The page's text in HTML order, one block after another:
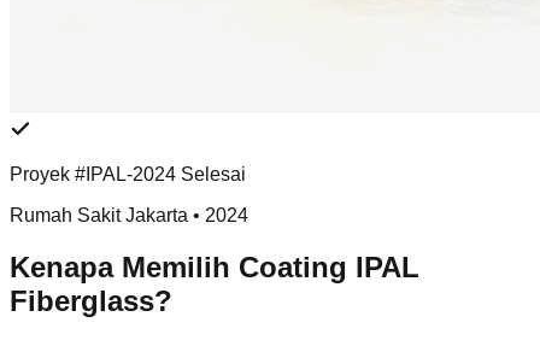
Proyek #IPAL-2024 Selesai
Rumah Sakit Jakarta • 2024
Kenapa Memilih Coating IPAL
Fiberglass?